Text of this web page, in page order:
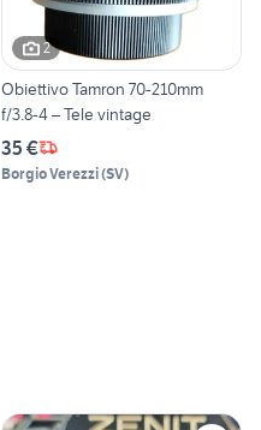
2
Obiettivo Tamron 70-210mm
f/3.8-4 – Tele vintage
35 €
Borgio Verezzi(SV)